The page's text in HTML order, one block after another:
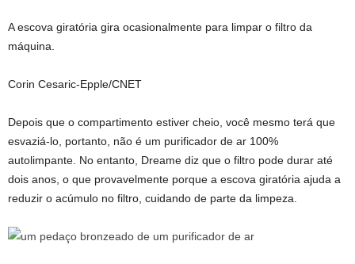
A escova giratória gira ocasionalmente para limpar o filtro da
máquina.
Corin Cesaric-Epple/CNET
Depois que o compartimento estiver cheio, você mesmo terá que
esvaziá-lo, portanto, não é um purificador de ar 100%
autolimpante. No entanto, Dreame diz que o filtro pode durar até
dois anos, o que provavelmente porque a escova giratória ajuda a
reduzir o acúmulo no filtro, cuidando de parte da limpeza.